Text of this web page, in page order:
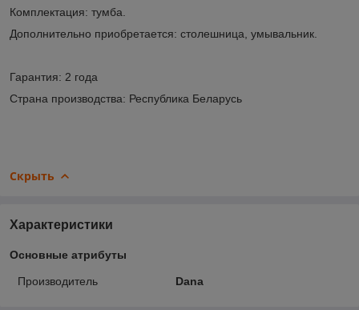
Комплектация: тумба.
Дополнительно приобретается: столешница, умывальник.
Гарантия: 2 года
Страна производства: Республика Беларусь
Скрыть
Характеристики
Основные атрибуты
Производитель Dana